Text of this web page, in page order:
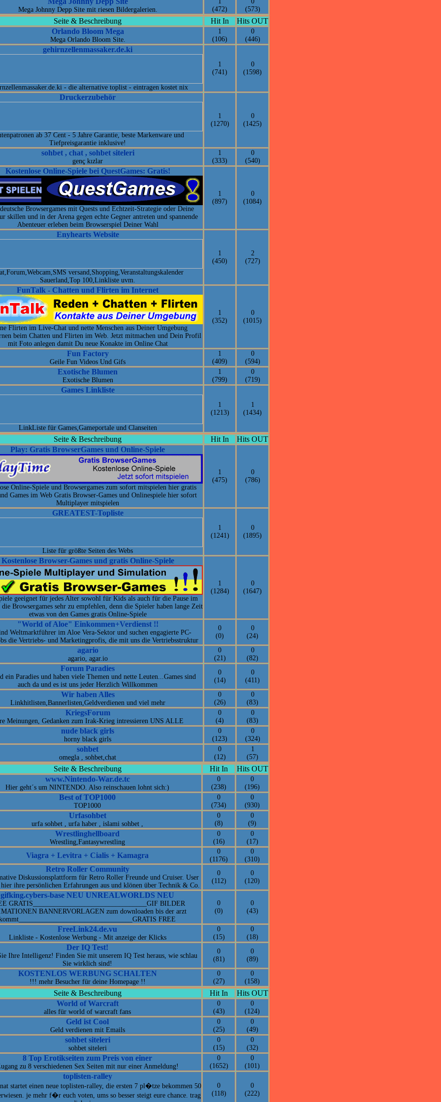
Mega Johnny Depp Site mit riesen Bildergalerien.
(472)
(573)
Seite & Beschreibung Hit In
Hits OUT
Orlando Bloom Mega
Mega Orlando Bloom Site.
1
(106)
0
(446)
gehirnzellenmassaker.de.ki
- die alternative toplist - eintragen kostet nix
1
(741)
0
(1598)
Druckerzubehör
ab 37 Cent - 5 Jahre Garantie, beste Markenware und
Tiefpreisgarantie inklusive!
1
(1270)
0
(1425)
sohbet , chat , sohbet siteleri
genç kızlar
1
(333)
0
(540)
Kostenlose Online-Spiele bei QuestGames: Gratis!
Browsergames mit Quests und Echtzeit-Strategie oder Deine
skillen und in der Arena gegen echte Gegner antreten und spannende
Abenteuer erleben beim Browserspiel Deiner Wahl
1
(897)
0
(1084)
Enyhearts Website
versand,Shopping,Veranstaltungskalender
Sauerland,Top 100,Linkliste uvm.
1
(450)
2
(727)
FunTalk - Chatten und Flirten im Internet
Flirten im Live-Chat und nette Menschen aus Deiner Umgebung
beim Chatten und Flirten im Web. Jetzt mitmachen und Dein Profil
mit Foto anlegen damit Du neue Konakte im Online Chat
1
(352)
0
(1015)
Fun Factory
Geile Fun Videos Und Gifs
1
(409)
0
(594)
Exotische Blumen
Exotische Blumen
1
(799)
0
(719)
Games Linkliste
LinkListe für Games,Gameportale und Clanseiten
1
(1213)
1
(1434)
Seite & Beschreibung Hit In
Hits OUT
Play: Gratis BrowserGames und Online-Spiele
Online-Spiele und Browsergames zum sofort mitspielen hier gratis
Games im Web Gratis Browser-Games und Onlinespiele hier sofort
Multiplayer mitspielen
1
(475)
0
(786)
GREATEST-Topliste
Liste für größte Seiten des Webs
1
(1241)
0
(1895)
Kostenlose Browser-Games und gratis Online-Spiele
geeignet für jedes Alter sowohl für Kids als auch für die Pause im
Browsergames sehr zu empfehlen, denn die Spieler haben lange Zeit
etwas von den Games gratis Online-Spiele
1
(1284)
0
(1647)
"World of Aloe" Einkommen+Verdienst !!
Weltmarktführer im Aloe Vera-Sektor und suchen engagierte PC-
die Vertriebs- und Marketingprofis, die mit uns die Vertriebsstruktur
0
(0)
0
(24)
agario
agario, agar.io
0
(21)
0
(82)
Forum Paradies
ein Paradies und haben viele Themen und nette Leuten...Games sind
auch da und es ist uns jeder Herzlich Willkommen
0
(14)
0
(411)
Wir haben Alles
Linkhitlisten,Bannerlisten,Geldverdienen und viel mehr
0
(26)
0
(83)
KriegsForum
Meinungen, Gedanken zum Irak-Krieg intressieren UNS ALLE
0
(4)
0
(83)
nude black girls
horny black girls
0
(123)
0
(324)
sohbet
omegla , sohbet,chat
0
(12)
1
(57)
Seite & Beschreibung Hit In
Hits OUT
www.Nintendo-War.de.tc
Hier geht´s um NINTENDO. Also reinschauen lohnt sich:)
0
(238)
0
(196)
Best of TOP1000
TOP1000
0
(734)
0
(930)
Urfasohbet
urfa sohbet , urfa haber , islami sohbet ,
0
(8)
0
(9)
Wrestlinghellboard
Wrestling,Fantasywrestling
0
(16)
0
(17)
Viagra + Levitra + Cialis + Kamagra
0
(1176)
0
(310)
Retro Roller Community
Diskussionsplattform für Retro Roller Freunde und Cruiser. User
hier ihre persönlichen Erfahrungen aus und klönen über Technik & Co.
0
(112)
0
(120)
gifking.cybers-base NEU UNREALWORLDS NEU
GRATIS_________________________________GIF BILDER
BANNERVORLAGEN zum downloaden bis der arzt
FREE
0
(0)
0
(43)
FreeLink24.de.vu
Linkliste - Kostenlose Werbung - Mit anzeige der Klicks
0
(15)
0
(18)
Der IQ Test!
Ihre Intelligenz! Finden Sie mit unserem IQ Test heraus, wie schlau
Sie wirklich sind!
0
(81)
0
(89)
KOSTENLOS WERBUNG SCHALTEN
!!! mehr Besucher für deine Homepage !!
0
(27)
0
(158)
Seite & Beschreibung Hit In
Hits OUT
World of Warcraft
alles für world of warcraft fans
0
(43)
0
(124)
Geld ist Cool
Geld verdienen mit Emails
0
(25)
0
(49)
sohbet siteleri
sohbet siteleri
0
(15)
0
(32)
8 Top Erotikseiten zum Preis von einer
zu 8 verschiedenen Sex Seiten mit nur einer Anmeldung!
0
(1652)
0
(101)
toplisten-ralley
startet einen neue toplisten-ralley, die ersten 7 pl�tze bekommen 50
je mehr f�r euch voten, ums so besser steigt eure chance. trag
0
(118)
0
(222)